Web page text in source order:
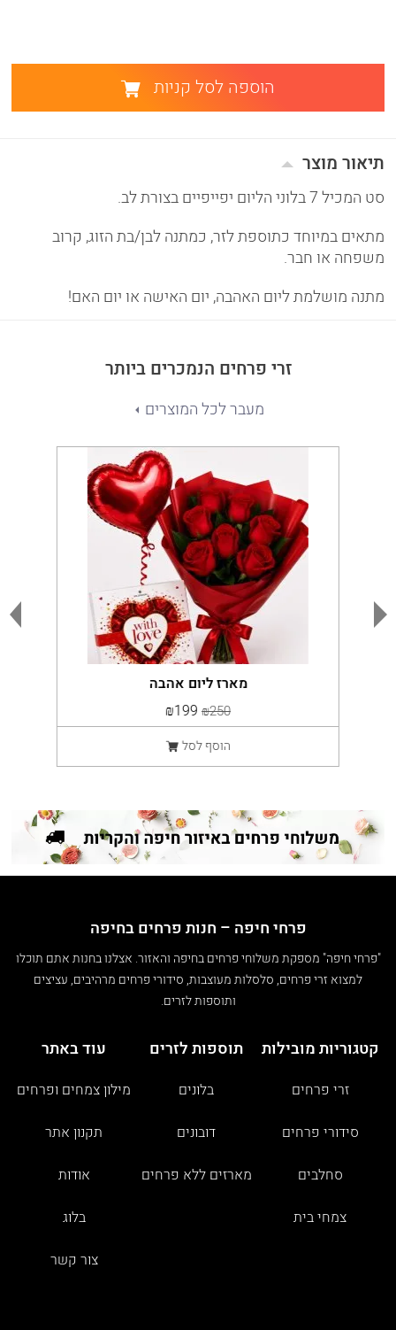
הוספה לסל קניות
תיאור מוצר
סט המכיל 7 בלוני הליום יפייפיים בצורת לב.
מתאים במיוחד כתוספת לזר, כמתנה לבן/בת הזוג, קרוב
משפחה או חבר.
מתנה מושלמת ליום האהבה, יום האישה או יום האם!
זרי פרחים הנמכרים ביותר
מעבר לכל המוצרים
מארז ליום אהבה
₪250
₪199
הוסף לסל
פרחי חיפה – חנות פרחים בחיפה
"פרחי חיפה" מספקת משלוחי פרחים בחיפה והאזור. אצלנו בחנות אתם תוכלו
למצוא זרי פרחים, סלסלות מעוצבות, סידורי פרחים מרהיבים, עציצים
ותוספות לזרים.
קטגוריות מובילות
זרי פרחים
סידורי פרחים
סחלבים
צמחי בית
תוספות לזרים
בלונים
דובונים
מארזים ללא פרחים
עוד באתר
מילון צמחים ופרחים
תקנון אתר
אודות
בלוג
צור קשר